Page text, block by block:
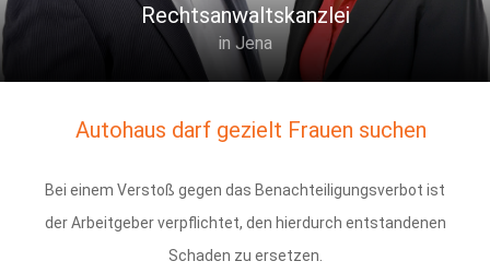
Rechtsanwaltskanzlei
in Jena
Autohaus darf gezielt Frauen suchen
Bei einem Verstoß gegen das Benachteiligungsverbot ist
der Arbeitgeber verpflichtet, den hierdurch entstandenen
Schaden zu ersetzen.